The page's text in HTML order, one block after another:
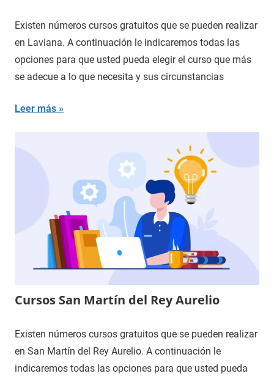
Existen números cursos gratuitos que se pueden realizar
en Laviana. A continuación le indicaremos todas las
opciones para que usted pueda elegir el curso que más
se adecue a lo que necesita y sus circunstancias
Leer más
Cursos San Martín del Rey Aurelio
Existen números cursos gratuitos que se pueden realizar
en San Martín del Rey Aurelio. A continuación le
indicaremos todas las opciones para que usted pueda